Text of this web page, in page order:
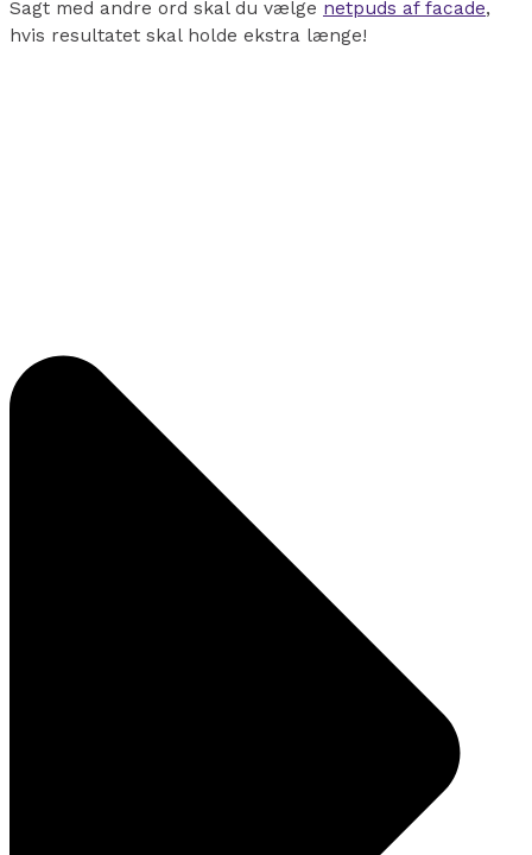
Sagt med andre ord skal du vælge netpuds af facade,
hvis resultatet skal holde ekstra længe!